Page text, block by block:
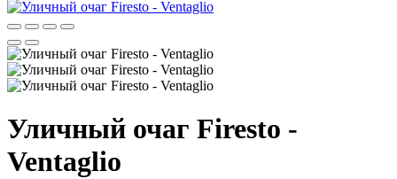
Уличный очаг Firesto -
Ventaglio